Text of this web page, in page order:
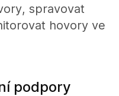
spravovat
hovory ve
podpory